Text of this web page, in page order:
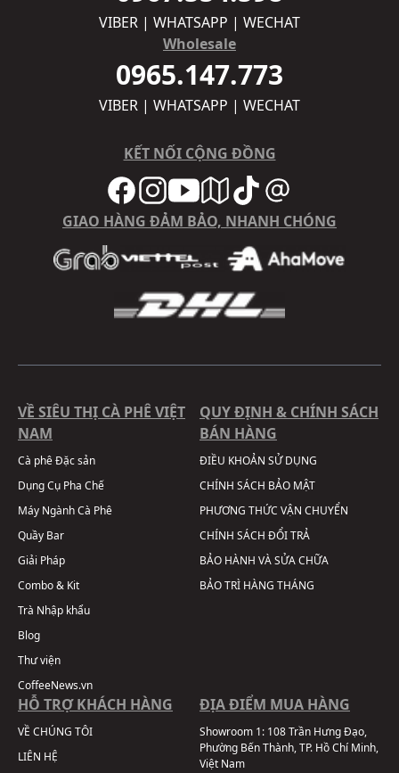
VIBER | WHATSAPP | WECHAT
Wholesale
0965.147.773
VIBER | WHATSAPP | WECHAT
KẾT NỐI CỘNG ĐỒNG
GIAO HÀNG ĐẢM BẢO, NHANH CHÓNG
VỀ SIÊU THỊ CÀ PHÊ VIỆT
NAM
Cà phê Đặc sản
Dụng Cụ Pha Chế
Máy Ngành Cà Phê
Quầy Bar
Giải Pháp
Combo & Kit
Trà Nhập khẩu
Blog
Thư viện
CoffeeNews.vn
QUY ĐỊNH & CHÍNH SÁCH
BÁN HÀNG
ĐIỀU KHOẢN SỬ DỤNG
CHÍNH SÁCH BẢO MẬT
PHƯƠNG THỨC VẬN CHUYỂN
CHÍNH SÁCH ĐỔI TRẢ
BẢO HÀNH VÀ SỬA CHỮA
BẢO TRÌ HÀNG THÁNG
HỖ TRỢ KHÁCH HÀNG
VỀ CHÚNG TÔI
LIÊN HỆ
ĐỊA ĐIỂM MUA HÀNG
Showroom 1: 108 Trần Hưng Đạo,
Phường Bến Thành, TP. Hồ Chí Minh,
Việt Nam